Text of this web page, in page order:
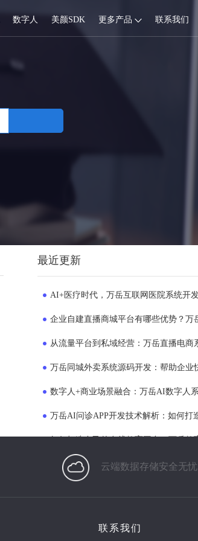
数字人 美颜SDK 更多产品 联系我们
最近更新
云端数据存储安全无忧
联系我们